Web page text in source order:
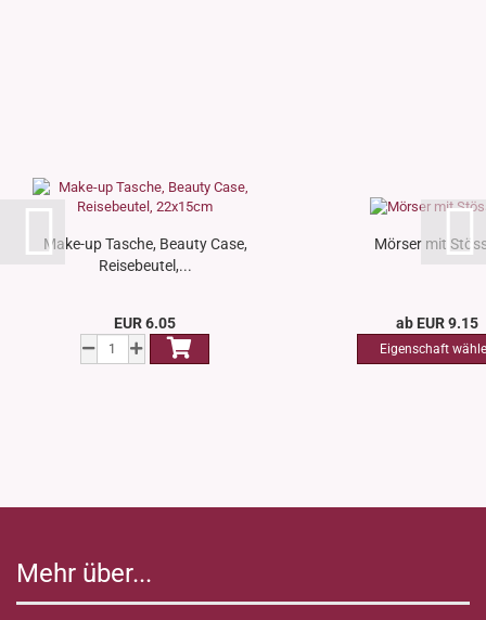
Make-up Tasche, Beauty Case,
Reisebeutel,...
EUR 6.05
Mörser mit
ab EUR 9.15
Mehr über...